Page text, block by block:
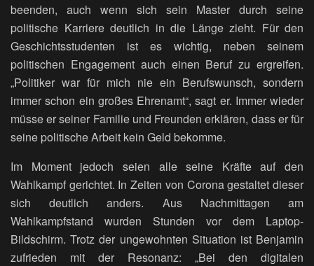
beenden, auch wenn sich sein Master durch seine
politische Karriere deutlich in die Länge zieht. Für den
Geschichtsstudenten ist es wichtig, neben seinem
politischen Engagement auch einen Beruf zu ergreifen.
„Politiker war für mich nie ein Berufswunsch, sondern
immer schon ein großes Ehrenamt“, sagt er. Immer wieder
müsse er seiner Familie und Freunden erklären, dass er für
seine politische Arbeit kein Geld bekomme.
Im Moment jedoch seien alle seine Kräfte auf den
Wahlkampf gerichtet. In Zeiten von Corona gestaltet dieser
sich deutlich anders. Aus Nachmittagen am
Wahlkampfstand wurden Stunden vor dem Laptop-
Bildschirm. Trotz der ungewohnten Situation ist Benjamin
zufrieden mit der Resonanz: „Bei den digitalen